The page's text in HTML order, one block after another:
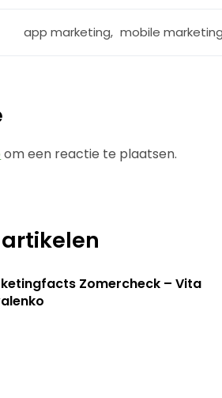
app marketing, mobile marketing
om een reactie te plaatsen.
Zomercheck – Vita